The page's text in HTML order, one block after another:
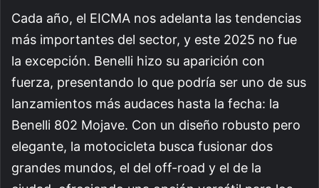
Cada año, el EICMA nos adelanta las tendencias
más importantes del sector, y este 2025 no fue
la excepción. Benelli hizo su aparición con
fuerza, presentando lo que podría ser uno de sus
lanzamientos más audaces hasta la fecha: la
Benelli 802 Mojave. Con un diseño robusto pero
elegante, la motocicleta busca fusionar dos
grandes mundos, el del off-road y el de la